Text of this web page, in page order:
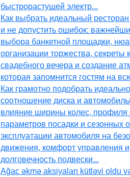
быстрорастущей электр...
Как выбрать идеальный
и не допустить ошибок:
выбора банкетной площадки,
организации торжества, секреты
свадебного вечера и создание
которая запомнится гостям на
Как грамотно подобрать
соотношение диска и
влияние ширины колес, профиля
параметров посадки и сезонных
эксплуатации автомобиля на
движения, комфорт управления и
долговечность подвески...
Ağac əkmə aksiyaları kütləvi oldu